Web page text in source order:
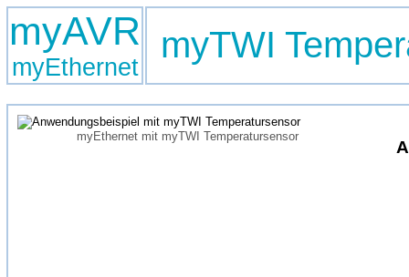
myAVR
myEthernet
myTWI
myEthernet mit myTWI Temperatursensor